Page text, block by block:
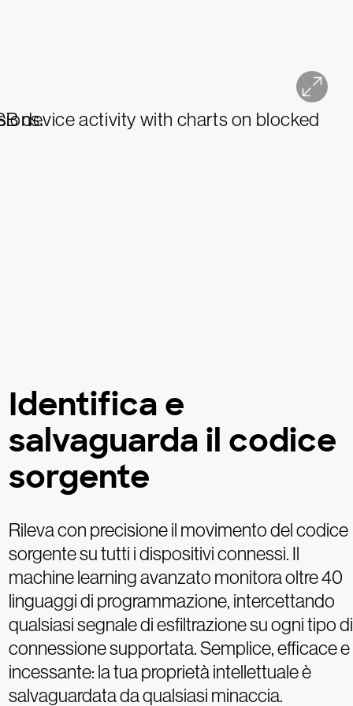
Identifica e
salvaguarda il codice
sorgente
Rileva con precisione il movimento del codice
sorgente su tutti i dispositivi connessi. Il
machine learning avanzato monitora oltre 40
linguaggi di programmazione, intercettando
qualsiasi segnale di esfiltrazione su ogni tipo di
connessione supportata. Semplice, efficace e
incessante: la tua proprietà intellettuale è
salvaguardata da qualsiasi minaccia.